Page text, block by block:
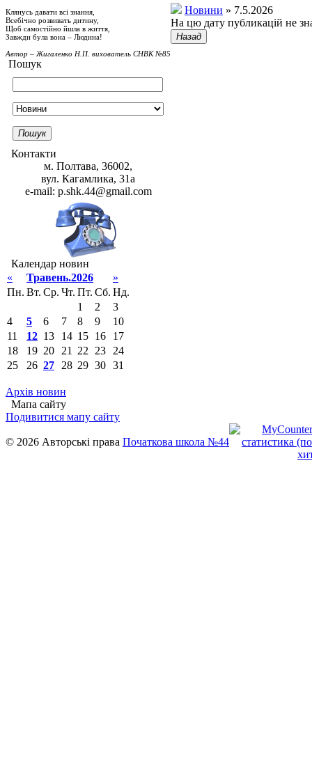
Клянусь давати всі знання,
Всебічно розвивать дитину,
Щоб самостійно йшла в життя,
Завжди була вона – Людина!
Автор – Жигаленко Н.П. вихователь СНВК №85
Пошук
Пошук
Контакти
м. Полтава, 36002,
вул. Кагамлика, 31а
e-mail: p.shk.44@gmail.com
Календар новин
«
Травень.2026
»
Пн. Вт. Ср. Чт. Пт. Сб. Нд.
1
2
3
4
5 6 7 8 9
10
11
12 13 14 15 16
17
18
19 20 21 22 23
24
25
26 27 28 29 30 31
Архів новин
Мапа сайту
Подивитися мапу сайту
Новини » 7.5.2026
На цю дату публикацій не
Назад
© 2026 Авторські права Початкова школа №44